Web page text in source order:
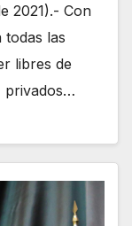
2021).- Con
las
libres de
privados…